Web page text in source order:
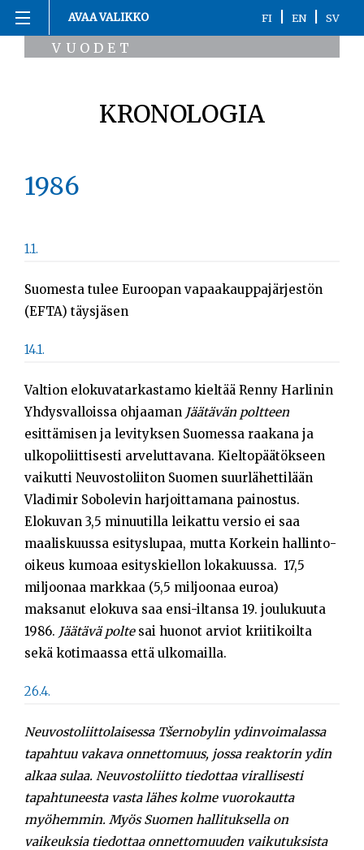
Siirry
sisältöön
AVAA VALIKKO FI EN| SV
Etusivu
Kronologia
Haku:
VUODET
KRONOLOGIA
1986
1.1.
Suomesta tulee Euroopan vapaakauppajärjestön
(EFTA) täysjäsen
14.1.
Valtion elokuvatarkastamo kieltää Renny Harlinin
Yhdysvalloissa ohjaaman Jäätävän poltteen
esittämisen ja levityksen Suomessa raakana ja
ulkopoliittisesti arveluttavana. Kieltopäätökseen
vaikutti Neuvostoliiton Suomen suurlähettilään
Vladimir Sobolevin harjoittamana painostus.
Elokuvan 3,5 minuutilla leikattu versio ei saa
maaliskuussa esityslupaa, mutta Korkein hallinto-
oikeus kumoaa esityskiellon lokakuussa. 17,5
miljoonaa markkaa (5,5 miljoonaa euroa)
maksanut elokuva saa ensi-iltansa 19. joulukuuta
1986. Jäätävä poltesai huonot arviot kriitikoilta
sekä kotimaassa että ulkomailla.
26.4.
Neuvostoliittolaisessa Tšernobylin ydinvoimalassa
tapahtuu vakava onnettomuus, jossa reaktorin ydin
alkaa sulaa. Neuvostoliitto tiedottaa virallisesti
tapahtuneesta vasta lähes kolme vuorokautta
myöhemmin. Myös Suomen hallituksella on
vaikeuksia tiedottaa onnettomuuden vaikutuksista